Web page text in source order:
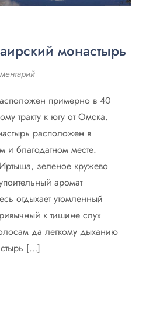
монастырь
примерно в 40
тракту к югу от Омска.
расположен в
и благодатном месте.
зеленое кружево
аромат
отдыхает утомленный
к тишине слух
да легкому дыханию
[…]